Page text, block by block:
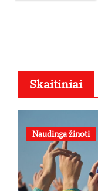
Skaitiniai
Naudinga žinoti